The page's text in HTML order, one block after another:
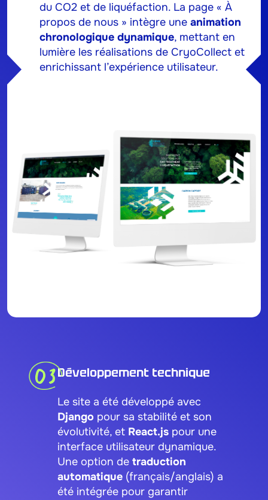
du CO2 et de liquéfaction. La page « À
propos de nous » intègre une animation
chronologique dynamique, mettant en
lumière les réalisations de CryoCollect et
enrichissant l’expérience utilisateur.
03Développement technique
Le site a été développé avec
Django pour sa stabilité et son
évolutivité, et React.js pour une
interface utilisateur dynamique.
Une option detraduction
automatique (français/anglais) a
été intégrée pour garantir